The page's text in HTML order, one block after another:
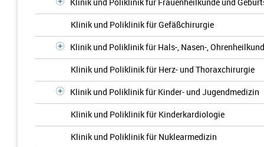
Klinik und Poliklinik für Gefäßchirurgie
Klinik und Poliklinik für Hals-, Nasen-,
Klinik und Poliklinik für Herz- und Thoraxchirurgie
Klinik und Poliklinik für Kinder- und Jugendmedizin
Klinik und Poliklinik für Kinderkardiologie
Klinik und Poliklinik für Nuklearmedizin